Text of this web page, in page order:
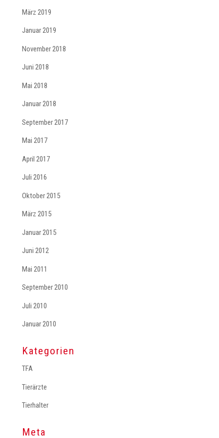
März 2019
Januar 2019
November 2018
Juni 2018
Mai 2018
Januar 2018
September 2017
Mai 2017
April 2017
Juli 2016
Oktober 2015
März 2015
Januar 2015
Juni 2012
Mai 2011
September 2010
Juli 2010
Januar 2010
Kategorien
TFA
Tierärzte
Tierhalter
Meta